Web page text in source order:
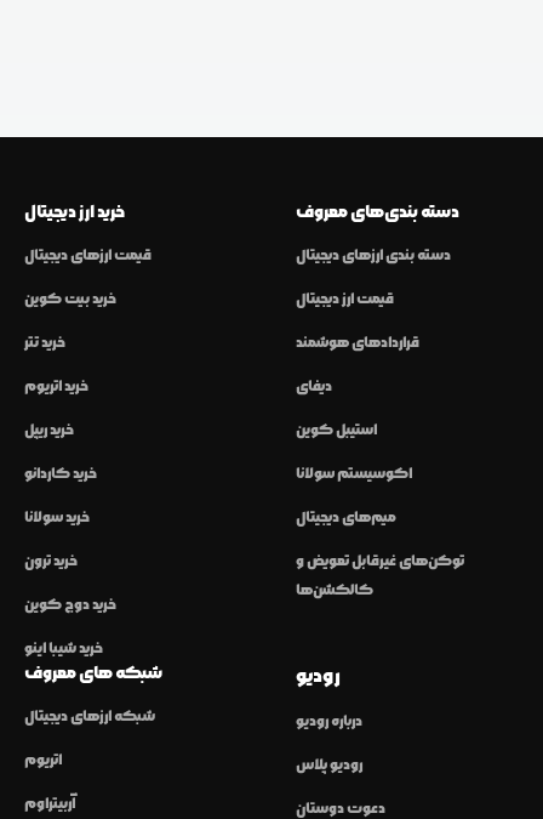
خرید ارز دیجیتال
قیمت ارزهای دیجیتال
خرید بیت کوین
خرید تتر
خرید اتریوم
خرید ریپل
خرید کاردانو
خرید سولانا
خرید ترون
خرید دوج کوین
خرید شیبا اینو
دسته بندی‌های معروف
دسته بندی ارزهای دیجیتال
قیمت ارز دیجیتال
قراردادهای هوشمند
دیفای
استیبل کوین
اکوسیستم سولانا
میم‌های دیجیتال
توکن‌های غیرقابل تعویض و
کالکشن‌ها
شبکه های معروف
شبکه ارزهای دیجیتال
اتریوم
آربیتراوم
رودیو
درباره رودیو
رودیو پلاس
دعوت دوستان